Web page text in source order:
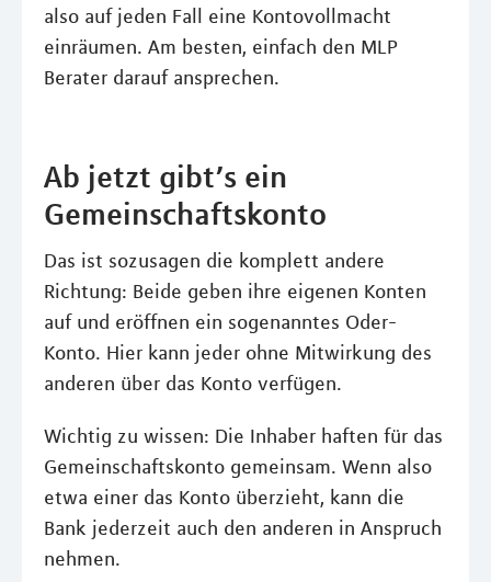
also auf jeden Fall eine Kontovollmacht
einräumen. Am besten, einfach den MLP
Berater darauf ansprechen.
Ab jetzt gibt’s ein
Gemeinschaftskonto
Das ist sozusagen die komplett andere
Richtung: Beide geben ihre eigenen Konten
auf und eröffnen ein sogenanntes Oder-
Konto. Hier kann jeder ohne Mitwirkung des
anderen über das Konto verfügen.
Wichtig zu wissen: Die Inhaber haften für das
Gemeinschaftskonto gemeinsam. Wenn also
etwa einer das Konto überzieht, kann die
Bank jederzeit auch den anderen in Anspruch
nehmen.